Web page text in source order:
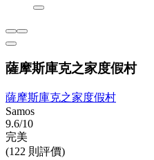
薩摩斯庫克之家度假村
薩摩斯庫克之家度假村
Samos
9.6/10
完美
(122 則評價)